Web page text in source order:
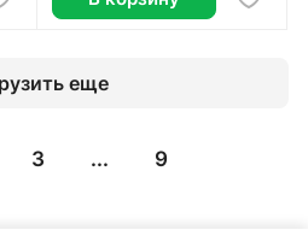
еще
3 ... 9